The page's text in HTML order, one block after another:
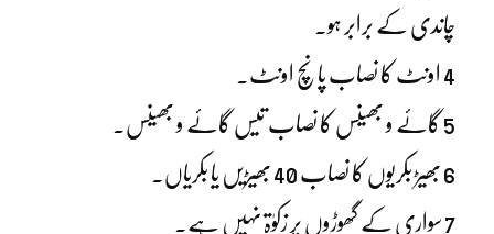
چاندی کے برابر ہو۔
4 اونٹ کا نصاب پانچ اونٹ۔
5 گائے و بھینس کا نصاب تیس گائے و بھینس۔
6 بھیڑ بکریوں کا نصاب 40 بھیڑیں یا بکریاں۔
7 سواری کے گھوڑوں پر زکوٰۃ نہیں ہے۔